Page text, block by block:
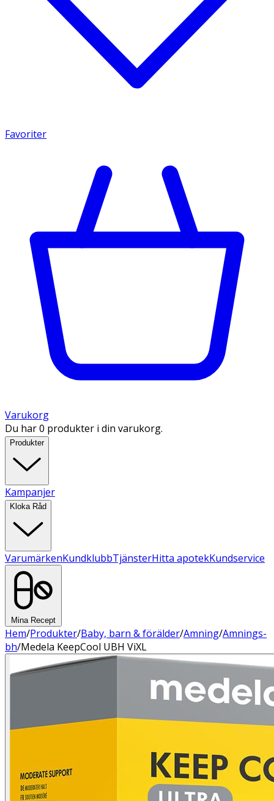
Favoriter
Varukorg
Du har 0 produkter i din varukorg.
Produkter
Kampanjer
Kloka Råd
VarumärkenKundklubbTjänsterHitta apotekKundservice
Mina Recept
Hem/Produkter/Baby, barn & förälder/Amning/Amnings-
bh/Medela KeepCool UBH ViXL